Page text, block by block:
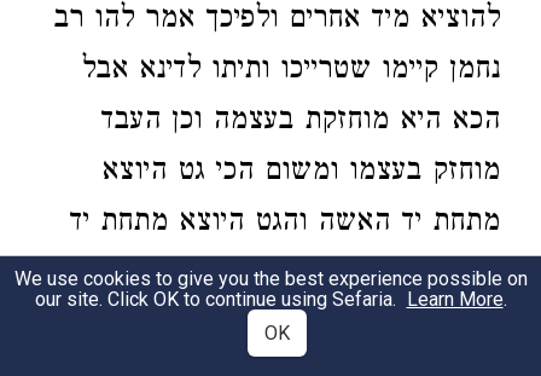
להוציא מיד אחרים ולפיכך אמר להו רב
נחמן קיימו שטרייכו ותיתו לדינא אבל
הכא היא מוחזקת בעצמה וכן העבד
מוחזק בעצמו ומשום הכי גט היוצא
מתחת יד האשה והגט היוצא מתחת יד
העבד מוקמינן ליה בחזקתיה דקיום
We use cookies to give you the best experience possible on
our site. Click OK to continue using Sefaria. Learn More.
OK